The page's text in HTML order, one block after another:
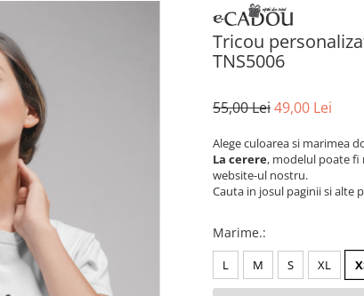
Tricou
TNS5006
55,00 Lei49,00 Lei
Alege culoarea si marimea
La cerere, modelul poate
website-ul nostru.
Cauta in josul paginii si alte
Marime.:
L M S XL